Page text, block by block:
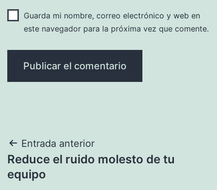
Guarda mi nombre, correo electrónico y web en
este navegador para la próxima vez que comente.
Navegación
de
Entrada anterior
Reduce el ruido molesto de tu
equipo